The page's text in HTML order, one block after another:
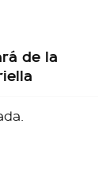
de la